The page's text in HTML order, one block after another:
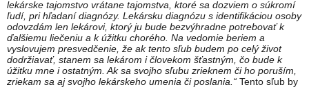
lekárske tajomstvo vrátane tajomstva, ktoré sa dozviem o súkromí
ľudí, pri hľadaní diagnózy. Lekársku diagnózu s identifikáciou osoby
odovzdám len lekárovi, ktorý ju bude bezvýhradne potrebovať k
ďalšiemu liečeniu a k úžitku chorého. Na vedomie beriem a
vyslovujem presvedčenie, že ak tento sľub budem po celý život
dodržiavať, stanem sa lekárom i človekom šťastným, čo bude k
úžitku mne i ostatným. Ak sa svojho sľubu zrieknem či ho poruším,
zriekam sa aj svojho lekárskeho umenia či poslania.“ Tento sľub by